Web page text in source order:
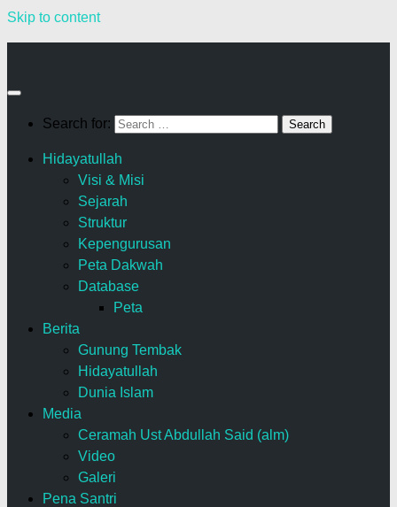
Skip to content
Search for:
Hidayatullah
Visi & Misi
Sejarah
Struktur
Kepengurusan
Peta Dakwah
Database
Peta
Berita
Gunung Tembak
Hidayatullah
Dunia Islam
Media
Ceramah Ust Abdullah Said (alm)
Video
Galeri
Pena Santri